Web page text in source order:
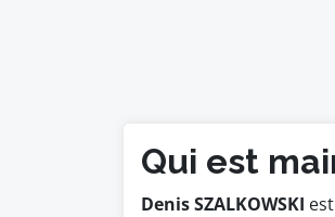
Qui est
Denis SZALKOWSKI